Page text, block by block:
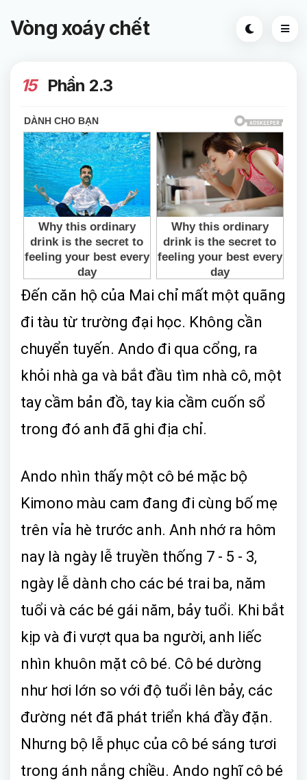
Vòng xoáy chết
15 Phần 2.3
Đến căn hộ của Mai chỉ mất một quãng
đi tàu từ trường đại học. Không cần
chuyển tuyến. Ando đi qua cổng, ra
khỏi nhà ga và bắt đầu tìm nhà cô, một
tay cầm bản đồ, tay kia cầm cuốn sổ
trong đó anh đã ghi địa chỉ.
Ando nhìn thấy một cô bé mặc bộ
Kimono màu cam đang đi cùng bố mẹ
trên vỉa hè trước anh. Anh nhớ ra hôm
nay là ngày lễ truyền thống 7 - 5 - 3,
ngày lễ dành cho các bé trai ba, năm
tuổi và các bé gái năm, bảy tuổi. Khi bắt
kịp và đi vượt qua ba người, anh liếc
nhìn khuôn mặt cô bé. Cô bé dường
như hơi lớn so với độ tuổi lên bảy, các
đường nét đã phát triển khá đầy đặn.
Nhưng bộ lễ phục của cô bé sáng tươi
trong ánh nắng chiều. Ando nghĩ cô bé